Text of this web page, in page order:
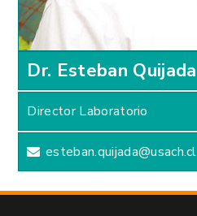
Dr. Esteban Quijada
Director Laboratorio
esteban.quijada@usach.cl